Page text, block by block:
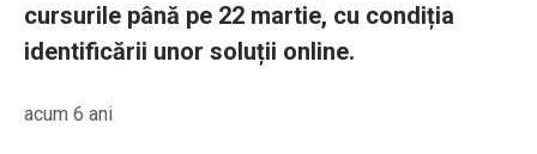
cursurile până pe 22 martie, cu condiția
identificării unor soluții online.
acum 6 ani